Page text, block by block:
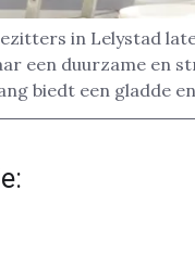
in Lelystad
een duurzame en
biedt een gladde